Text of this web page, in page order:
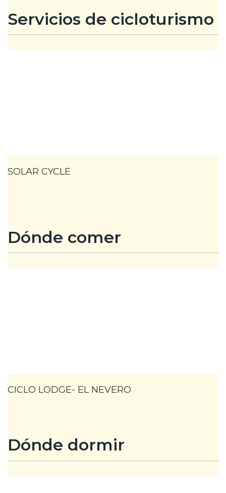
Servicios de cicloturismo
SOLAR CYCLE
Dónde comer
CICLO LODGE- EL NEVERO
Dónde dormir